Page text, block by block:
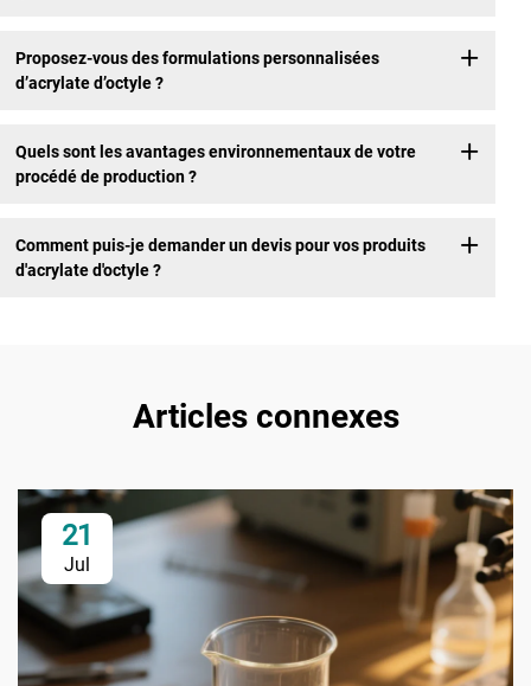
Proposez-vous des formulations personnalisées
d’acrylate d’octyle ?
Quels sont les avantages environnementaux de votre
procédé de production ?
Comment puis-je demander un devis pour vos produits
d'acrylate d'octyle ?
Articles connexes
21
Jul